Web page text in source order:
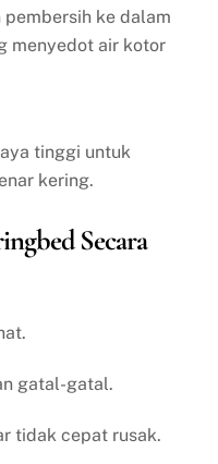
ke dalam
menyedot air kotor
tinggi untuk
kering.
Secara
gatal-gatal.
tidak cepat rusak.